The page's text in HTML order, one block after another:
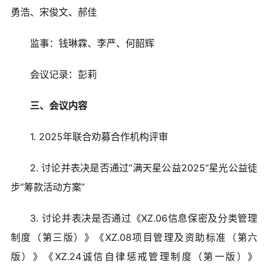
勇浩、宋俊文、郝佳
监事：钱琳霖、李严、何韶辉
会议记录：彭莉
三、会议内容
1. 2025年联合劝募合作机构评审
2. 讨论并表决是否通过“满天星公益2025“星光公益徒
步”筹款活动方案”
3. 讨论并表决是否通过《XZ.06信息保密及分类管理
制度（第三版）》《XZ.08项目管理及资助标准
（第六
版）》《XZ.24诚信自律惩戒管理制度（第一版）》